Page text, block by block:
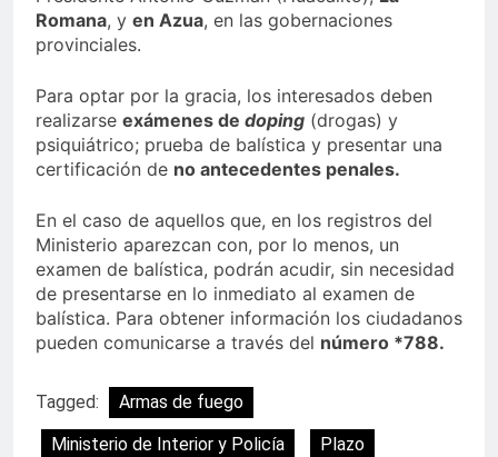
Romana, y en Azua, en las gobernaciones
provinciales.
Para optar por la gracia, los interesados deben
realizarse exámenes de doping (drogas) y
psiquiátrico; prueba de balística y presentar una
certificación de no antecedentes penales.
En el caso de aquellos que, en los registros del
Ministerio aparezcan con, por lo menos, un
examen de balística, podrán acudir, sin necesidad
de presentarse en lo inmediato al examen de
balística. Para obtener información los ciudadanos
pueden comunicarse a través del número *788.
Tagged:
Armas de fuego
Ministerio de Interior y Policía
Plazo